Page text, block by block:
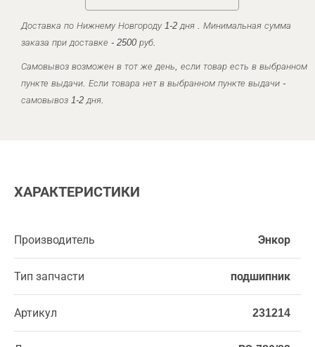
Доставка по Нижнему Новгороду 1-2 дня . Минимальная сумма
заказа при доставке - 2500 руб.
Самовывоз возможен в тот же день, если товар есть в выбранном
пункте выдачи. Если товара нет в выбранном пункте выдачи -
самовывоз 1-2 дня.
ХАРАКТЕРИСТИКИ
Производитель Энкор
Тип запчасти подшипник
Артикул 231214